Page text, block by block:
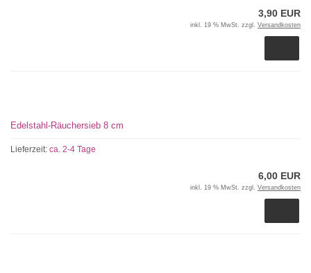
3,90 EUR
inkl. 19 % MwSt. zzgl. Versandkosten
Edelstahl-Räuchersieb 8 cm
Lieferzeit: ca. 2-4 Tage
6,00 EUR
inkl. 19 % MwSt. zzgl. Versandkosten